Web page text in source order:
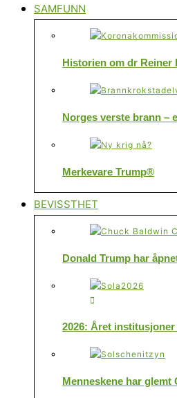
SAMFUNN
Historien om dr Reiner
Norges verste brann –
Merkevare Trump®
BEVISSTHET
Donald Trump har
2026: Året
Menneskene har